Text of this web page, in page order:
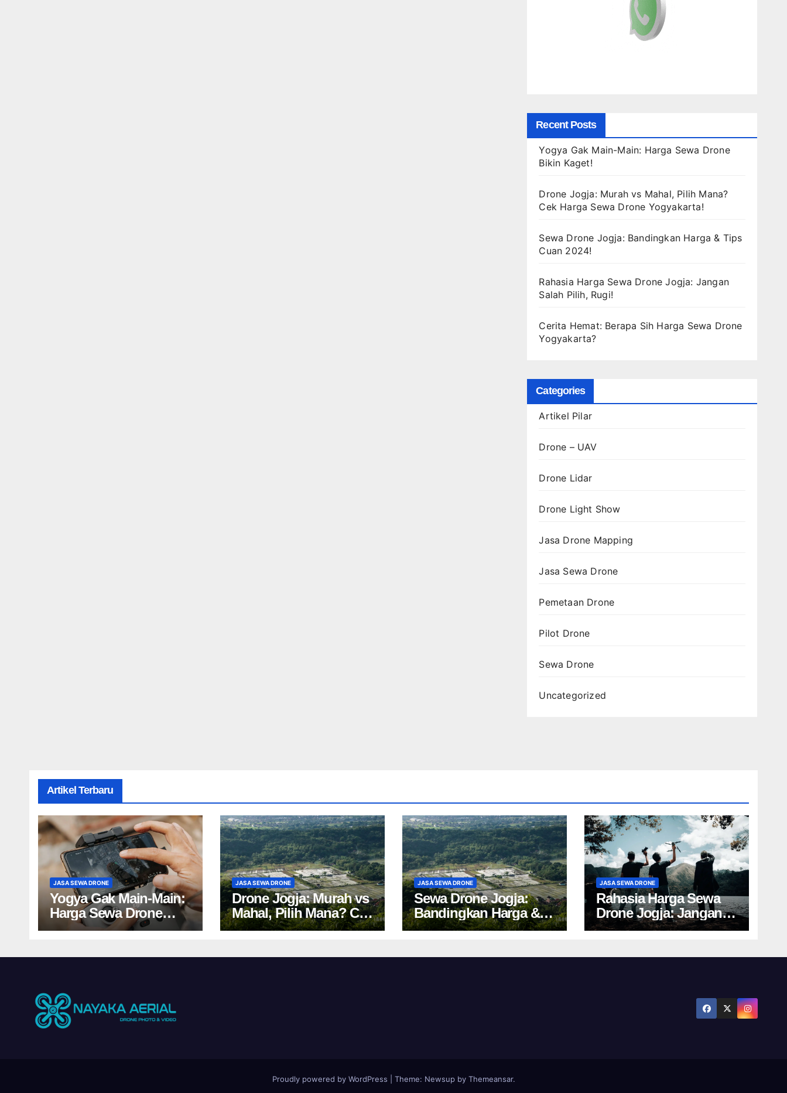
Recent Posts
Yogya Gak Main-Main: Harga Sewa Drone
Bikin Kaget!
Drone Jogja: Murah vs Mahal, Pilih Mana?
Cek Harga Sewa Drone Yogyakarta!
Sewa Drone Jogja: Bandingkan Harga & Tips
Cuan 2024!
Rahasia Harga Sewa Drone Jogja: Jangan
Salah Pilih, Rugi!
Cerita Hemat: Berapa Sih Harga Sewa Drone
Yogyakarta?
Categories
Artikel Pilar
Drone – UAV
Drone Lidar
Drone Light Show
Jasa Drone Mapping
Jasa Sewa Drone
Pemetaan Drone
Pilot Drone
Sewa Drone
Uncategorized
Artikel Terbaru
JASA SEWA DRONE
Yogya Gak Main-Main:
Harga Sewa Drone
Bikin Kaget!
JASA SEWA DRONE
Drone Jogja: Murah vs
Mahal, Pilih Mana? Cek
Harga Sewa Drone
JASA SEWA DRONE
Sewa Drone Jogja:
Bandingkan Harga &
Tips Cuan 2024!
JASA SEWA DRONE
Rahasia Harga Sewa
Drone Jogja: Jangan
Salah Pilih, Rugi!
Proudly powered by WordPress Theme: Newsupby Themeansar.